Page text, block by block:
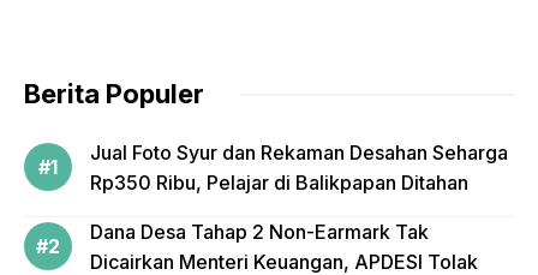
Berita Populer
Jual Foto Syur dan Rekaman Desahan Seharga
Rp350 Ribu, Pelajar di Balikpapan Ditahan
Dana Desa Tahap 2 Non-Earmark Tak
Dicairkan Menteri Keuangan, APDESI Tolak